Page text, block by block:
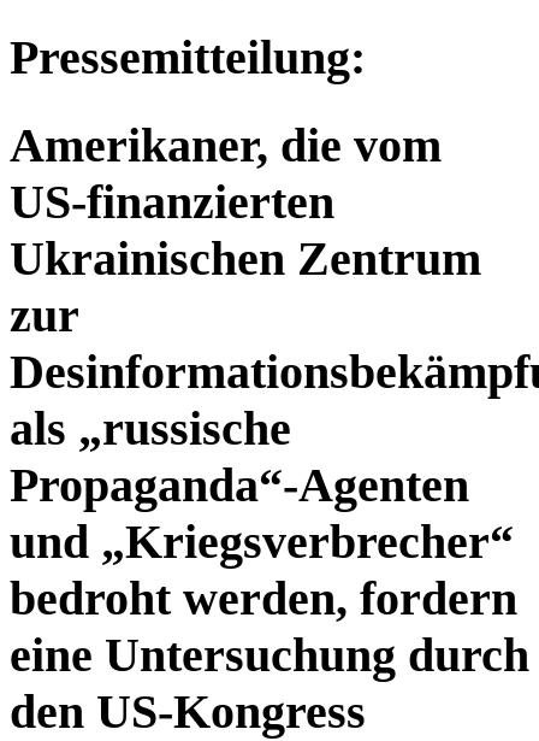
Pressemitteilung:
Amerikaner, die vom
US-finanzierten
Ukrainischen Zentrum
zur
als „russische
Propaganda“-Agenten
und „Kriegsverbrecher“
bedroht werden, fordern
eine Untersuchung durch
den US-Kongress